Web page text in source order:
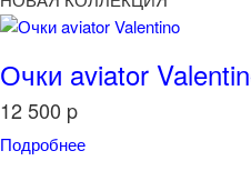
Очки aviator
12 500 p
Подробнее